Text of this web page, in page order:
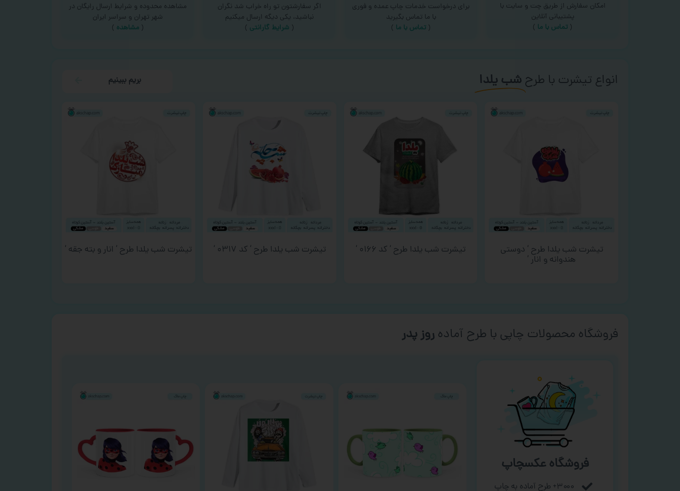
امکان سفارش از طریق چت و سایت با
پشتیبانی آنلاین
( تماس با ما‌ )
برای درخواست خدمات چاپ عمده و فوری
با ما تماس بگیرید
( تماس با ما )
اگر سفارشتون تو راه خراب شد نگران
نباشید، یکی دیگه ارسال میکنیم
( شرایط گارانتی )
مشاهده محدوده و شرایط ارسال رایگان در
شهر تهران و سراسر ایران
(مشاهده )
انواع تیشرت با طرحشب یلدا بریم ببینیم
تیشرت شب یلدا طرح ‘ دوستی
هندوانه و انار ‘
تیشرت شب یلدا طرح ‘ کد ۰۱۶۶ ‘ تیشرت شب یلدا طرح ‘ کد ۰۳۱۷ ‘ تیشرت شب یلدا طرح ‘ انار و بته جقه ‘
فروشگاه محصولات چاپی با طرح آمادهروز پدر
فروشگاه عکسچاپ
۳۰۰۰+ طرح آماده به چاپ